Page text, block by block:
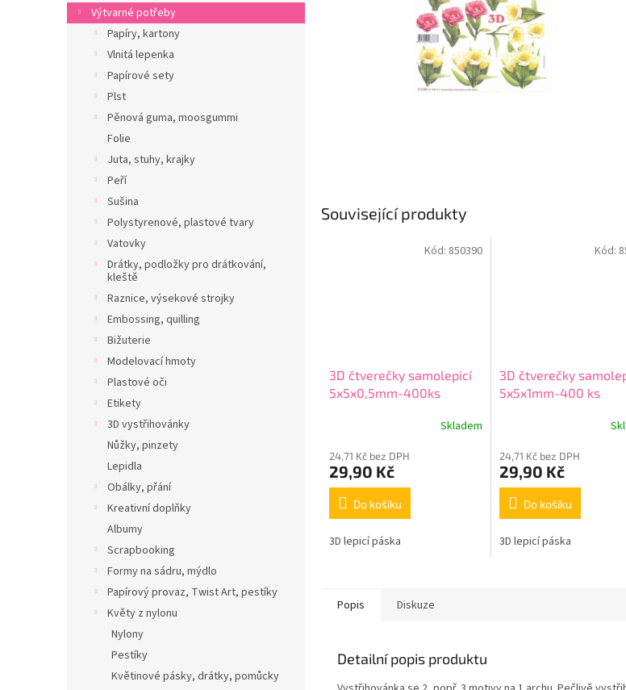
n
e
Výtvarné potřeby
Papíry, kartony
Vlnitá lepenka
Papírové sety
Plst
Pěnová guma, moosgummi
Folie
Juta, stuhy, krajky
Peří
Sušina
Polystyrenové, plastové tvary
Vatovky
Drátky, podložky pro drátkování,
kleště
Raznice, výsekové strojky
Embossing, quilling
Bižuterie
Modelovací hmoty
Plastové oči
Etikety
3D vystřihovánky
Nůžky, pinzety
Lepidla
Obálky, přání
Kreativní doplňky
Albumy
Scrapbooking
Formy na sádru, mýdlo
Papírový provaz, Twist Art, pestíky
Květy z nylonu
Nylony
Pestíky
Květinové pásky, drátky, pomůcky
Související produkty
3D čtverečky samolepicí
5x5x0,5mm-400ks
Skladem
24,71 Kč bez DPH
29,90 Kč
Do košíku
3D lepicí páska
Kód: 850390
3D čtverečky
5x5x1mm-400 ks
24,71 Kč bez DPH
29,90 Kč
Do košíku
3D lepicí páska
Kód:
Popis Diskuze
Detailní popis produktu